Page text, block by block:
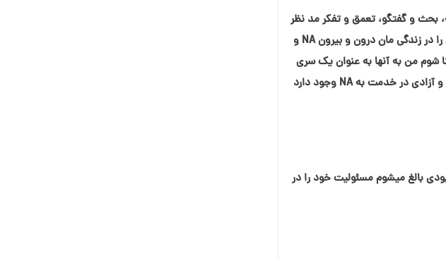
بحث و گفتگو، تعمق و تفکر مد نظر
قرار دهیم،ما با داشتن ذهنی باز نسبت به یادگیری بیشتر اصول راهنمای مان اغلب کاربردهای جدیدی را در زندگی مان درون و بیرون NA و
شوم من به آنها به عنوان یک سری
قوانین انعطاف ناپذیر می نگریستم و متوجه نشده بودم که سنتها با ایجاد شرایطی که در آن خلاقیت و آزادی در خدمت به NA وجود دارد
بالغ میشوم مسئولیت خود را در